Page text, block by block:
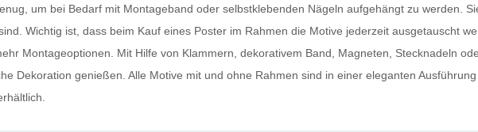
um bei Bedarf mit Montageband oder selbstklebenden Nägeln aufgehängt zu werden.
Wichtig ist, dass beim Kauf eines Poster im Rahmen die Motive jederzeit ausgetauscht
Montageoptionen. Mit Hilfe von Klammern, dekorativem Band, Magneten, Stecknadeln
Dekoration genießen. Alle Motive mit und ohne Rahmen sind in einer eleganten